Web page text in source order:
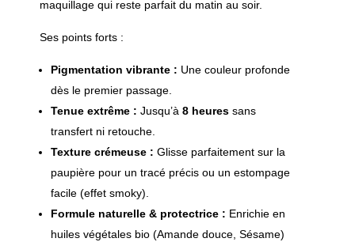
maquillage qui reste parfait du matin au soir.
Ses points forts :
Pigmentation vibrante : Une couleur profonde
dès le premier passage.
Tenue extrême : Jusqu’à 8 heuressans
transfert ni retouche.
Texture crémeuse : Glisse parfaitement sur la
paupière pour un tracé précis ou un estompage
facile (effet smoky).
Formule naturelle & protectrice : Enrichie en
huiles végétales bio (Amande douce, Sésame)